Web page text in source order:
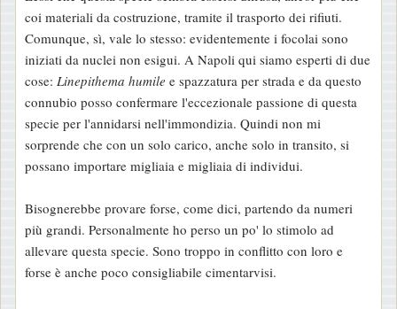
coi materiali da costruzione, tramite il trasporto dei rifiuti.
Comunque, sì, vale lo stesso: evidentemente i focolai sono
iniziati da nuclei non esigui. A Napoli qui siamo esperti di due
cose: Linepithema humile e spazzatura per strada e da questo
connubio posso confermare l'eccezionale passione di questa
specie per l'annidarsi nell'immondizia. Quindi non mi
sorprende che con un solo carico, anche solo in transito, si
possano importare migliaia e migliaia di individui.
Bisognerebbe provare forse, come dici, partendo da numeri
più grandi. Personalmente ho perso un po' lo stimolo ad
allevare questa specie. Sono troppo in conflitto con loro e
forse è anche poco consigliabile cimentarvisi.